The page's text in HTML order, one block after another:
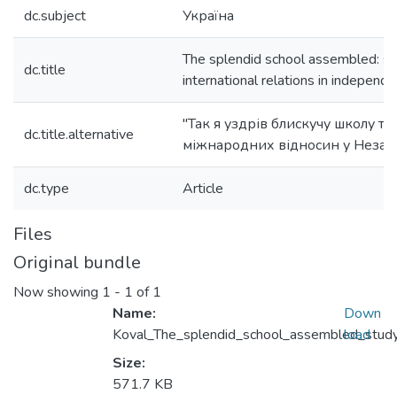
dc.subject Україна
dc.title
The splendid school assembled:
international relations in
dc.title.alternative
"Так я уздрів блискучу школу
міжнародних відносин у
dc.type Article
Files
Original bundle
Now showing 1 - 1 of 1
Name:
Size:
571.7 KB
Down
load